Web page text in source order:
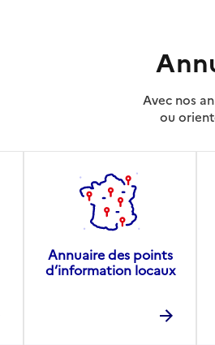
Avec nos
ou
Annuaire des points
d’information locaux